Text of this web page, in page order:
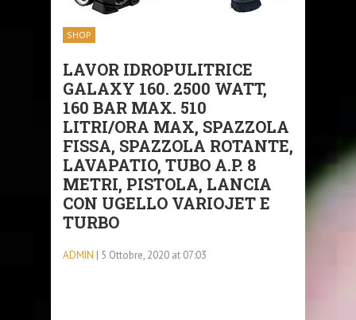
SHOP
LAVOR IDROPULITRICE
GALAXY 160. 2500 WATT,
160 BAR MAX. 510
LITRI/ORA MAX, SPAZZOLA
FISSA, SPAZZOLA ROTANTE,
LAVAPATIO, TUBO A.P. 8
METRI, PISTOLA, LANCIA
CON UGELLO VARIOJET E
TURBO
ADMIN | 5 Ottobre, 2020 at 07:03